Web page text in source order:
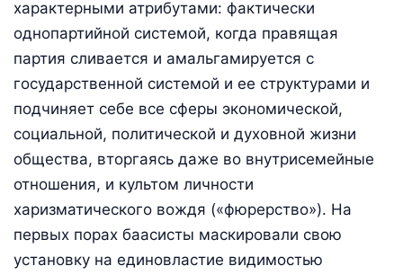
характерными атрибутами: фактически
однопартийной системой, когда правящая
партия сливается и амальгамируется с
государственной системой и ее структурами и
подчиняет себе все сферы экономической,
социальной, политической и духовной жизни
общества, вторгаясь даже во внутрисемейные
отношения, и культом личности
харизматического вождя («фюрерство»). На
первых порах баасисты маскировали свою
установку на единовластие видимостью